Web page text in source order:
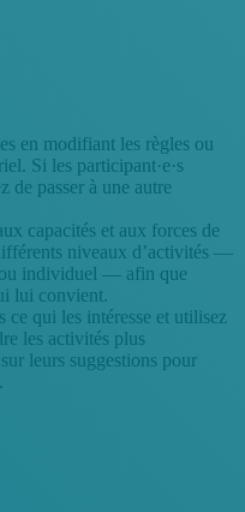
en modifiant les règles ou
Si les participant·e·s
de passer à une autre
capacités et aux forces de
niveaux d’activités —
ou individuel — afin que
lui convient.
ce qui les intéresse et utilisez
les activités plus
leurs suggestions pour